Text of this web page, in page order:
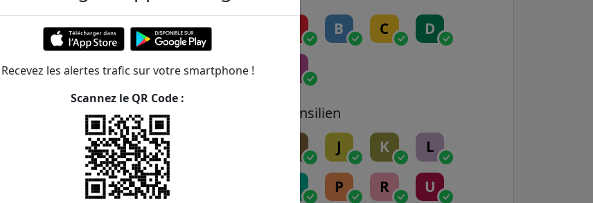
391m
B C D
Transilien
J K L
P R U
Recevez les alertes trafic sur votre smartphone !
Scannez le QR Code :